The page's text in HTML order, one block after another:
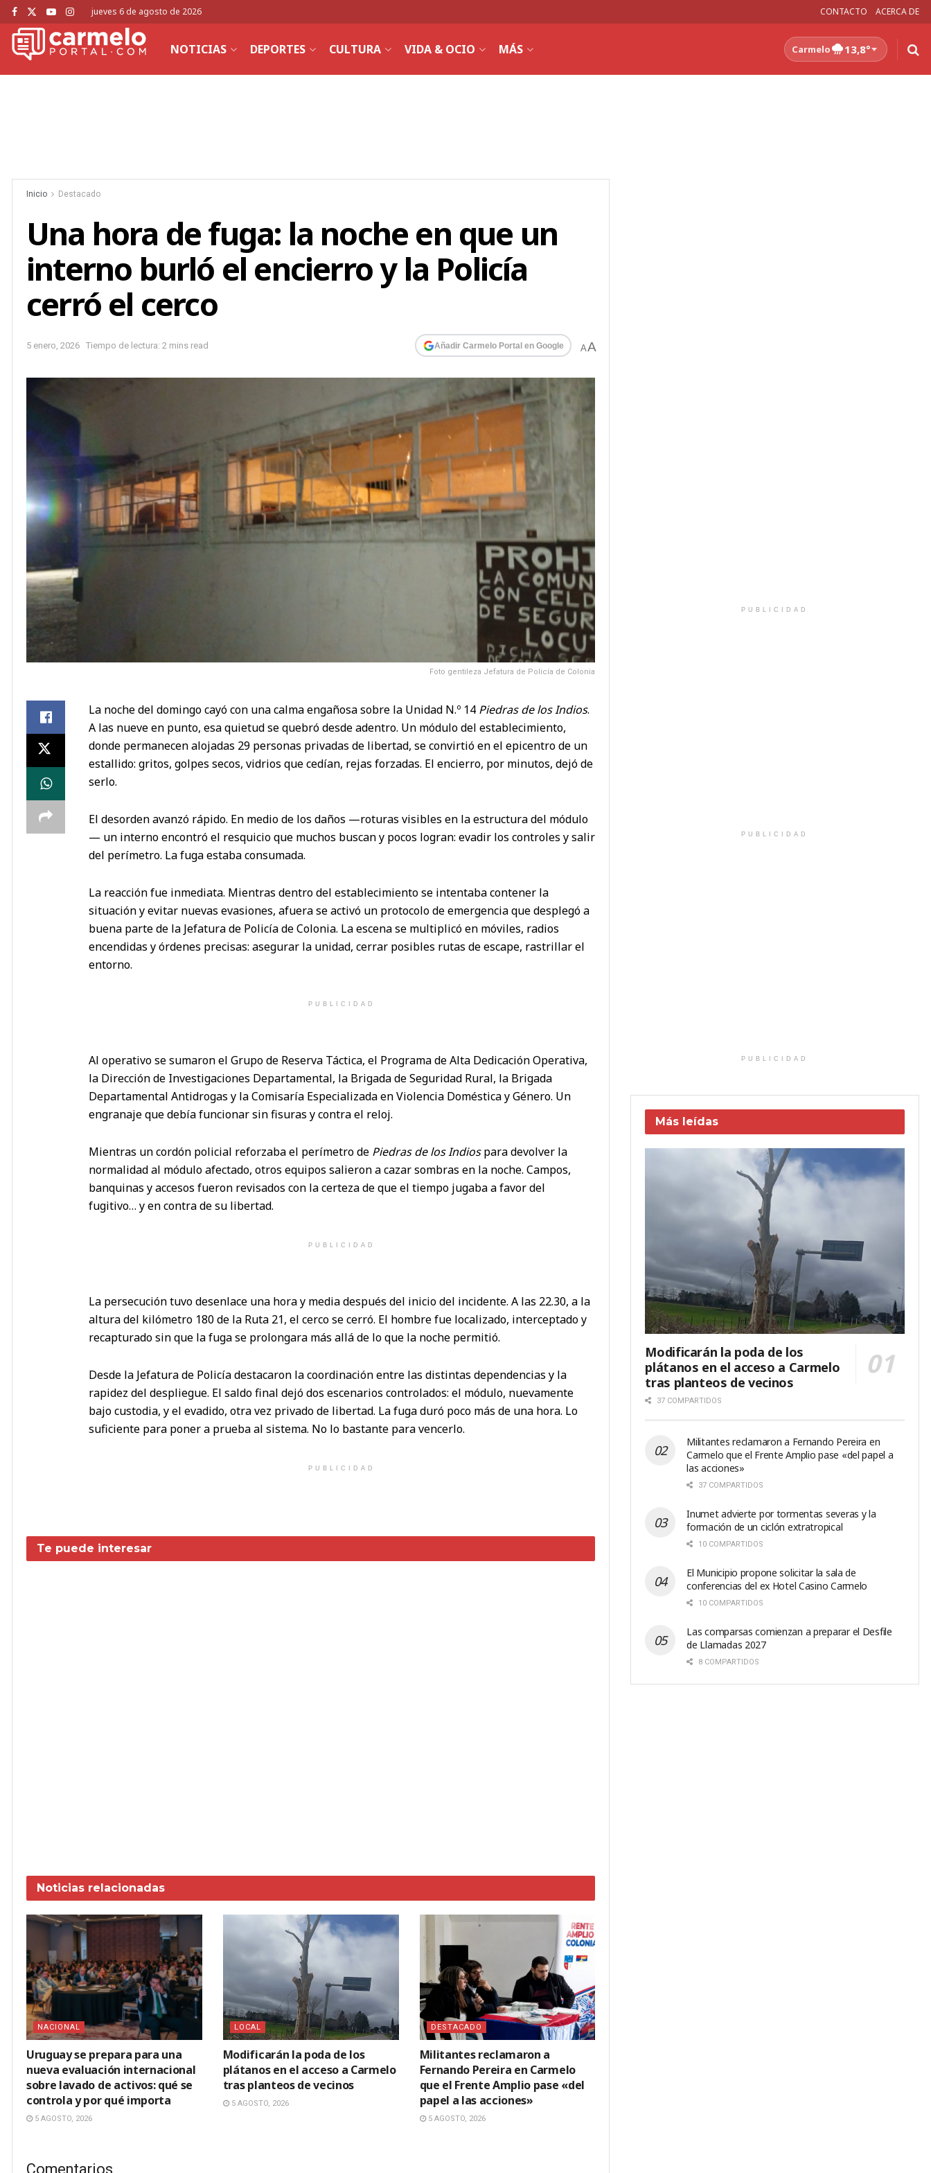
jueves 6 de agosto de 2026 CONTACTO ACERCA DE
NOTICIAS DEPORTES CULTURA VIDA & OCIO MÁS Carmelo 13,8°
Inicio Destacado
Una hora de fuga: la noche en que un
interno burló el encierro y la Policía
cerró el cerco
5 enero, 2026 Tiempo de lectura: 2 mins read Añadir Carmelo Portal en Google AA
Foto gentileza Jefatura de Policía de Colonia
La noche del domingo cayó con una calma engañosa sobre la Unidad N.º 14 Piedras de los Indios.
A las nueve en punto, esa quietud se quebró desde adentro. Un módulo del establecimiento,
donde permanecen alojadas 29 personas privadas de libertad, se convirtió en el epicentro de un
estallido: gritos, golpes secos, vidrios que cedían, rejas forzadas. El encierro, por minutos, dejó de
serlo.
El desorden avanzó rápido. En medio de los daños —roturas visibles en la estructura del módulo
— un interno encontró el resquicio que muchos buscan y pocos logran: evadir los controles y salir
del perímetro. La fuga estaba consumada.
La reacción fue inmediata. Mientras dentro del establecimiento se intentaba contener la
situación y evitar nuevas evasiones, afuera se activó un protocolo de emergencia que desplegó a
buena parte de la Jefatura de Policía de Colonia. La escena se multiplicó en móviles, radios
encendidas y órdenes precisas: asegurar la unidad, cerrar posibles rutas de escape, rastrillar el
entorno.
PUBLICIDAD
Al operativo se sumaron el Grupo de Reserva Táctica, el Programa de Alta Dedicación Operativa,
la Dirección de Investigaciones Departamental, la Brigada de Seguridad Rural, la Brigada
Departamental Antidrogas y la Comisaría Especializada en Violencia Doméstica y Género. Un
engranaje que debía funcionar sin fisuras y contra el reloj.
Mientras un cordón policial reforzaba el perímetro de Piedras de los Indiospara devolver la
normalidad al módulo afectado, otros equipos salieron a cazar sombras en la noche. Campos,
banquinas y accesos fueron revisados con la certeza de que el tiempo jugaba a favor del
fugitivo… y en contra de su libertad.
PUBLICIDAD
La persecución tuvo desenlace una hora y media después del inicio del incidente. A las 22.30, a la
altura del kilómetro 180 de la Ruta 21, el cerco se cerró. El hombre fue localizado, interceptado y
recapturado sin que la fuga se prolongara más allá de lo que la noche permitió.
Desde la Jefatura de Policía destacaron la coordinación entre las distintas dependencias y la
rapidez del despliegue. El saldo final dejó dos escenarios controlados: el módulo, nuevamente
bajo custodia, y el evadido, otra vez privado de libertad. La fuga duró poco más de una hora. Lo
suficiente para poner a prueba al sistema. No lo bastante para vencerlo.
PUBLICIDAD
Te puede interesar
Noticias relacionadas
NACIONAL
Uruguay se prepara para una
nueva evaluación internacional
sobre lavado de activos: qué se
controla y por qué importa
5 AGOSTO, 2026
LOCAL
Modificarán la poda de los
plátanos en el acceso a Carmelo
tras planteos de vecinos
5 AGOSTO, 2026
DESTACADO
Militantes reclamaron a
Fernando Pereira en Carmelo
que el Frente Amplio pase «del
papel a las acciones»
5 AGOSTO, 2026
Comentarios
PUBLICIDAD
PUBLICIDAD
PUBLICIDAD
Más leídas
Modificarán la poda de los
plátanos en el acceso a Carmelo
tras planteos de vecinos
37 COMPARTIDOS
Militantes reclamaron a Fernando Pereira en
Carmelo que el Frente Amplio pase «del papel a
las acciones»
37 COMPARTIDOS
Inumet advierte por tormentas severas y la
formación de un ciclón extratropical
10 COMPARTIDOS
El Municipio propone solicitar la sala de
conferencias del ex Hotel Casino Carmelo
10 COMPARTIDOS
Las comparsas comienzan a preparar el Desfile
de Llamadas 2027
8 COMPARTIDOS